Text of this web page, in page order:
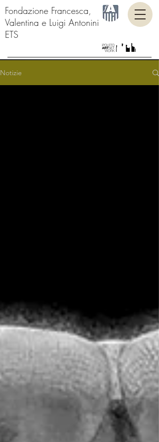
Fondazione Francesca,
Valentina e Luigi Antonini
ETS
Notizie